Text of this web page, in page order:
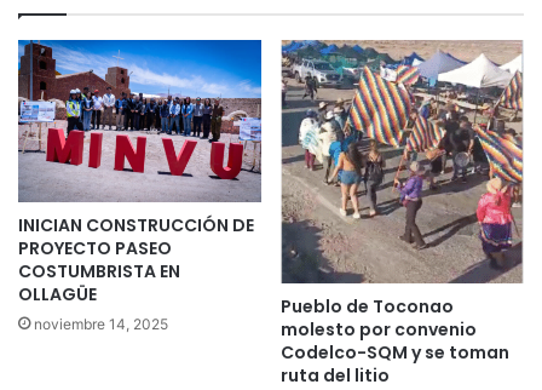
INICIAN CONSTRUCCIÓN DE
PROYECTO PASEO
COSTUMBRISTA EN
OLLAGÜE
noviembre 14, 2025
Pueblo de Toconao
molesto por convenio
Codelco-SQM y se toman
ruta del litio